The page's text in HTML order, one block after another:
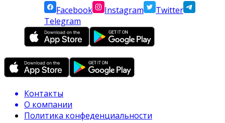
Facebook
Instagram
Twitter
Telegram
Контакты
О компании
Политика конфеденциальности